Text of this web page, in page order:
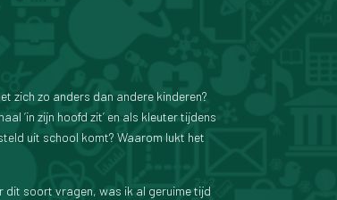
zich zo anders dan andere kinderen?
‘in zijn hoofd zit’ en als kleuter tijdens
uit school komt? Waarom lukt het
dit soort vragen, was ik al geruime tijd